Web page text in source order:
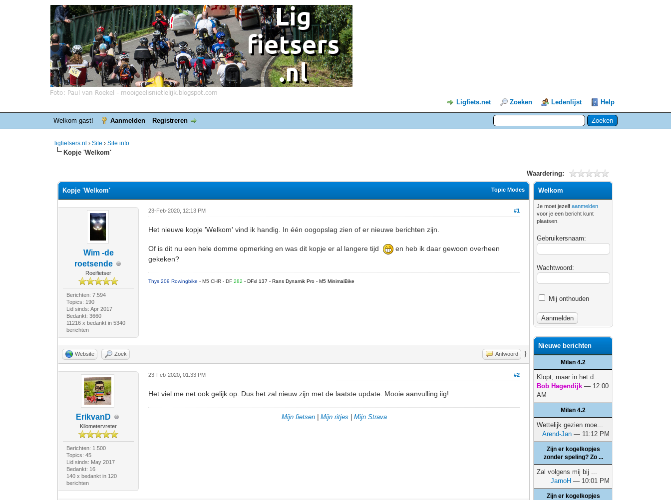
Ligfiets.net Zoeken Ledenlijst Help
Welkom gast! Aanmelden Registreren
ligfietsers.nl ›Site›Site info
Kopje 'Welkom'
Waardering:
Topic Modes
Kopje 'Welkom'
Wim -de
roetsende
Roeifietser
Berichten: 7.594
Topics: 190
Lid sinds: Apr 2017
Bedankt: 3660
11216 x bedankt in 5340
berichten
#1
23-Feb-2020, 12:13 PM
Het nieuwe kopje 'Welkom' vind ik handig. In één oogopslag zien of er nieuwe berichten zijn.
Of is dit nu een hele domme opmerking en was dit kopje er al langere tijd
en heb ik daar gewoon overheen
gekeken?
Thys 209 Rowingbike- M5 CHR - DF282- DFxl 137 - Rans Dynamik Pro - M5 MinimalBike
Website Zoek Antwoord }
ErikvanD
Kilometervreter
Berichten: 1.500
Topics: 45
Lid sinds: May 2017
Bedankt: 16
140 x bedankt in 120
berichten
#2
23-Feb-2020, 01:33 PM
Het viel me net ook gelijk op. Dus het zal nieuw zijn met de laatste update. Mooie aanvulling iig!
Mijn fietsen| Mijn ritjes Mijn Strava
Welkom
Je moet jezelfaanmelden
voor je een bericht kunt
plaatsen.
Gebruikersnaam:
Wachtwoord:
Mij onthouden
Nieuwe berichten
Milan 4.2
Klopt, maar in het d...
Bob Hagendijk — 12:00
AM
Milan 4.2
Wettelijk gezien moe...
Arend-Jan — 11:12 PM
Zijn er kogelkopjes
zonder speling? Zo ...
Zal volgens mij bij ...
JarnoH — 10:01 PM
Zijn er kogelkopjes